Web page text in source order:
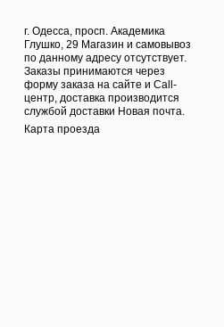
г. Одесса, просп. Академика
Глушко, 29 Магазин и самовывоз
по данному адресу отсутствует.
Заказы принимаются через
форму заказа на сайте и Call-
центр, доставка производится
службой доставки Новая почта.
Карта проезда